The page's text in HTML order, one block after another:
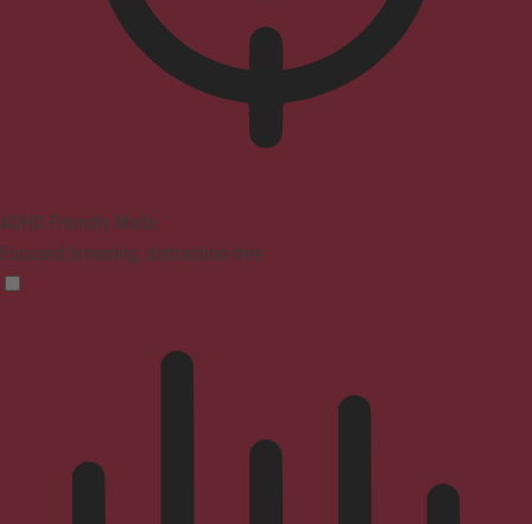
ADHD Friendly Mode
Focused browsing, distraction-free